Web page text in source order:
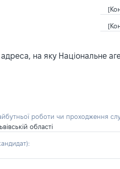
на яку Національне
роботи чи проходження
області
: